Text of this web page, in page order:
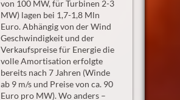
von 100 MW, für Turbinen 2-3
MW) lagen bei 1,7-1,8 Mln
Euro. Abhängig von der Wind
Geschwindigkeit und der
Verkaufspreise für Energie die
volle Amortisation erfolgte
bereits nach 7 Jahren (Winde
ab 9 m/s und Preise von ca. 90
Euro pro MW). Wo anders –